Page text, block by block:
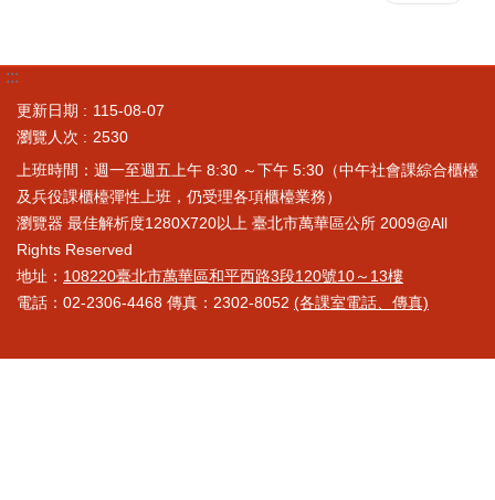
:::
更新日期
115-08-07
瀏覽人次
2530
上班時間：週一至週五上午 8:30 ～下午 5:30（中午社會課綜合櫃檯
及兵役課櫃檯彈性上班，仍受理各項櫃檯業務）
瀏覽器 最佳解析度1280X720以上 臺北市萬華區公所 2009@All
Rights Reserved
地址： 108220臺北市萬華區和平西路3段120號10～13樓
電話：02-2306-4468 傳真：2302-8052 (各課室電話、傳真)